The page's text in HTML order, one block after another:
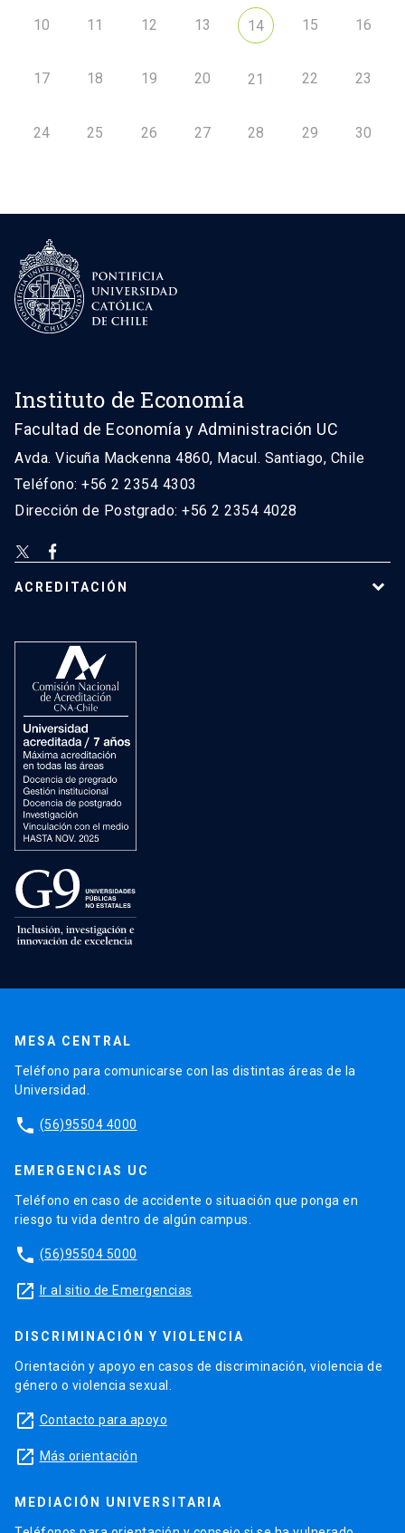
10 11 12 13 14 15 16
17 18 19 20 21 22 23
24 25 26 27 28 29 30
Instituto de Economía
Facultad de Economía y Administración UC
Avda. Vicuña Mackenna 4860, Macul. Santiago, Chile
Teléfono: +56 2 2354 4303
Dirección de Postgrado: +56 2 2354 4028
ACREDITACIÓN
MESA CENTRAL
Teléfono para comunicarse con las distintas áreas de la
Universidad.
phone (56)95504 4000
EMERGENCIAS UC
Teléfono en caso de accidente o situación que ponga en
riesgo tu vida dentro de algún campus.
phone (56)95504 5000
launch Ir al sitio de Emergencias
DISCRIMINACIÓN Y VIOLENCIA
Orientación y apoyo en casos de discriminación, violencia de
género o violencia sexual.
launch Contacto para apoyo
launch Más orientación
MEDIACIÓN UNIVERSITARIA